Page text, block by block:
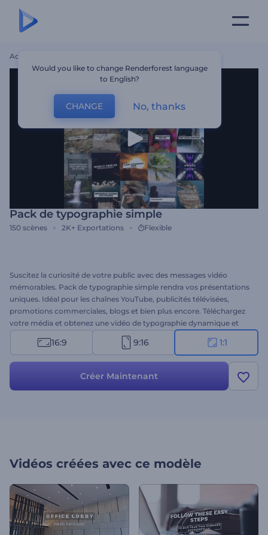
Accueil
Pack de typographie simple
150 scènes 2K+ Exportations Flexible
Suscitez la curiosité de votre public avec des messages vidéo
mémorables. Pack de typographie simple rendra vos présentations
uniques. Idéal pour les chaînes YouTube, publicités télévisées,
promotions commerciales, blogs et bien plus encore. Téléchargez
votre média et obtenez une vidéo de typographie dynamique et
élégante en quelques minutes. Créez votre message vidéo unique
dès maintenant !
16:9 9:16 1:1
Créer Maintenant
Vidéos créées avec ce modèle
Would you like to change Renderforest language
to English?
CHANGE No, thanks